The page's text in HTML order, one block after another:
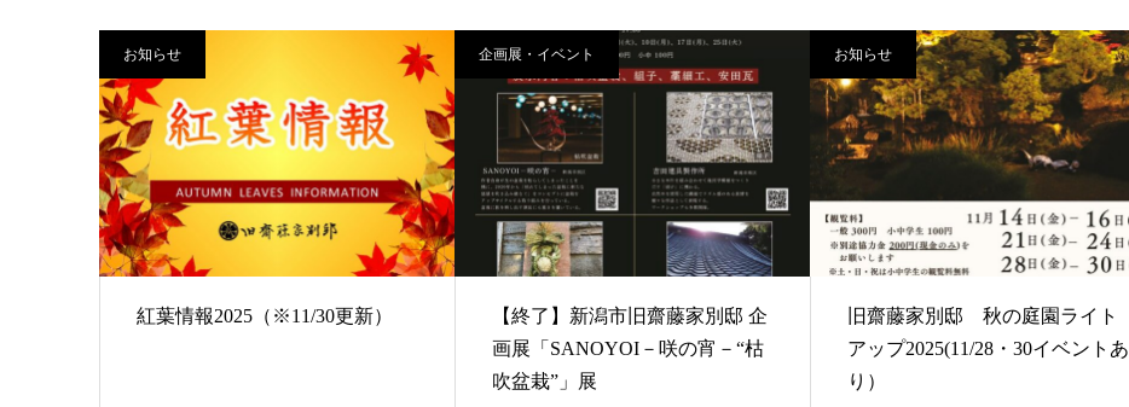
お知らせ
紅葉情報2025（※11/30更新）
企画展・イベント
【終了】新潟市旧齋藤家別邸 企
画展「SANOYOI－咲の宵－“枯
吹盆栽”」展
お知らせ
旧齋藤家別邸 秋の庭園ライト
アップ2025(11/28・30イベントあ
り）